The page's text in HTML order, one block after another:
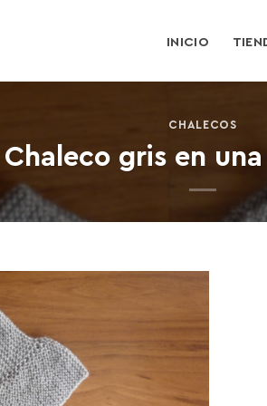
INICIO
CHALECOS
Chaleco gris en